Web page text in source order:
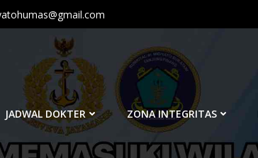
JADWAL DOKTER ZONA INTEGRITAS